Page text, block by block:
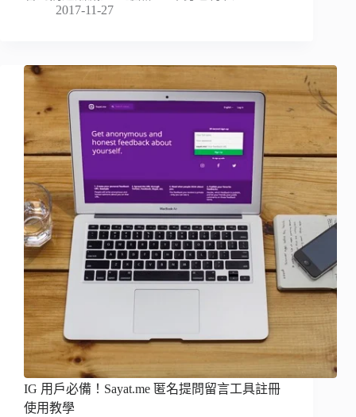
2017-11-27
IG 用戶必備！Sayat.me 匿名提問留言工具註冊
使用教學